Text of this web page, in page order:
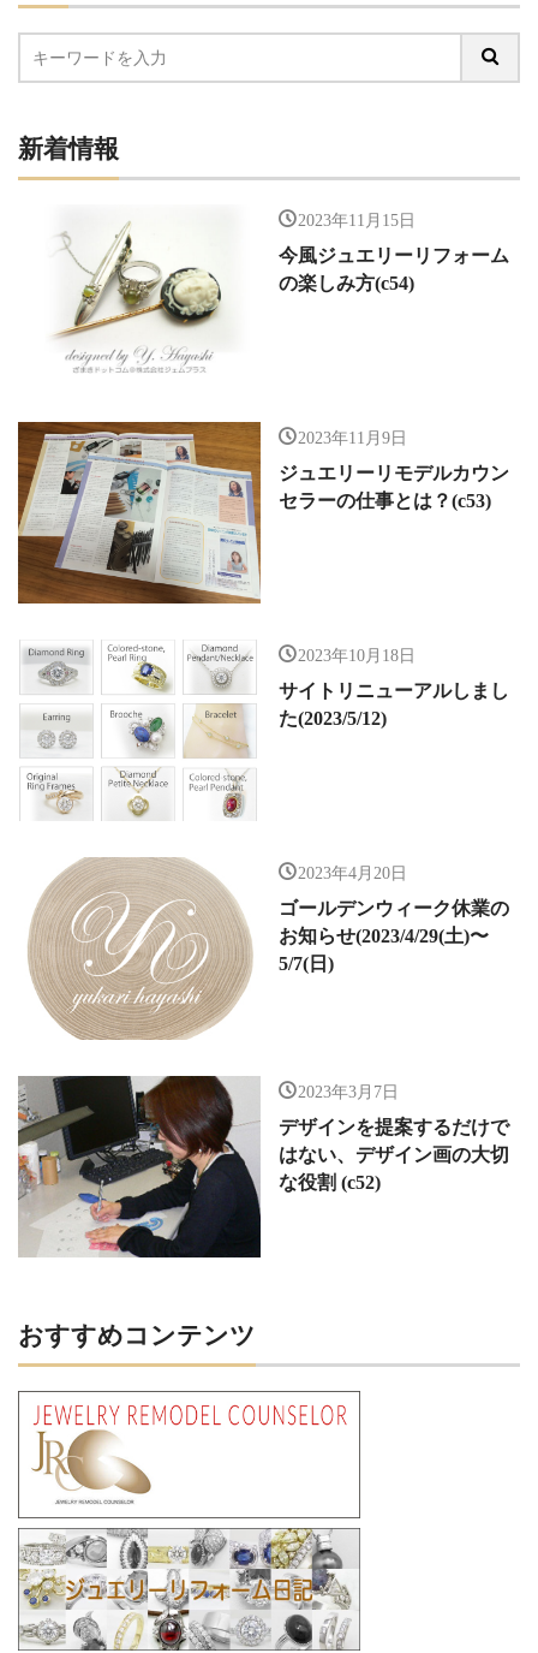
新着情報
2023年11月15日
今風ジュエリーリフォーム
の楽しみ方(c54)
2023年11月9日
ジュエリーリモデルカウン
セラーの仕事とは？(c53)
2023年10月18日
サイトリニューアルしまし
た(2023/5/12)
2023年4月20日
ゴールデンウィーク休業の
お知らせ(2023/4/29(土)〜
5/7(日)
2023年3月7日
デザインを提案するだけで
はない、デザイン画の大切
な役割 (c52)
おすすめコンテンツ